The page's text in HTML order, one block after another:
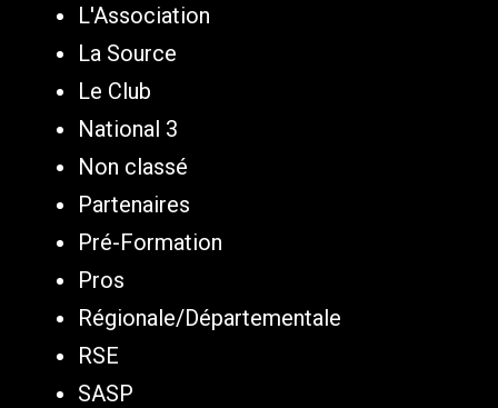
L'Association
La Source
Le Club
National 3
Non classé
Partenaires
Pré-Formation
Pros
Régionale/Départementale
RSE
SASP